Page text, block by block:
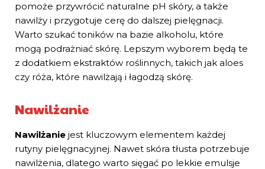
pomoże przywrócić naturalne pH skóry, a także
nawilży i przygotuje cerę do dalszej pielęgnacji.
Warto szukać toników na bazie alkoholu, które
mogą podrażniać skórę. Lepszym wyborem będą te
z dodatkiem ekstraktów roślinnych, takich jak aloes
czy róża, które nawilżają i łagodzą skórę.
Nawilżanie
Nawilżanie jest kluczowym elementem każdej
rutyny pielęgnacyjnej. Nawet skóra tłusta potrzebuje
nawilżenia, dlatego warto sięgać po lekkie emulsje